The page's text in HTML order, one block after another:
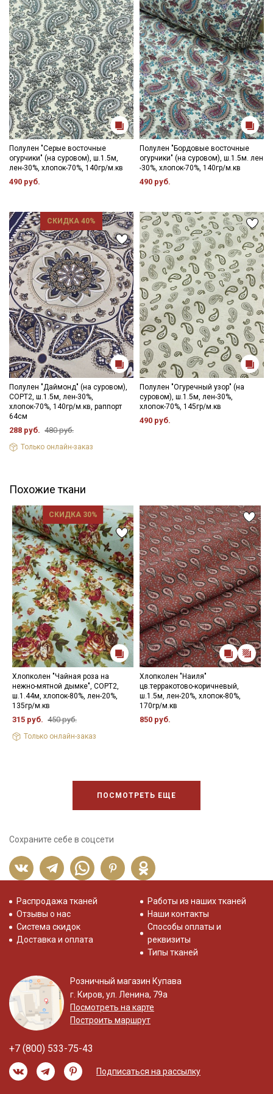
Дефекты вдоль кромки на расстоянии до 5см от края браком
не являются. Ширина ткани ±2см. Просим учитывать это при
заказе!
Цветопередача может отличаться от оригинального цвета
ткани в зависимости от настроек вашего монитора.
Полулен "Серые восточные
огурчики" (на суровом), ш.1.5м,
лен-30%, хлопок-70%, 140гр/м.кв
490 руб.
Полулен "Бордовые восточные
огурчики" (на суровом), ш.1.5м. лен
-30%, хлопок-70%, 140гр/м.кв
490 руб.
СКИДКА 40%
Полулен "Даймонд" (на суровом),
СОРТ2, ш.1.5м, лен-30%,
хлопок-70%, 140гр/м.кв, раппорт
64см
288 руб. 480 руб.
Только онлайн-заказ
Полулен "Огуречный узор" (на
суровом), ш.1.5м, лен-30%,
хлопок-70%, 145гр/м.кв
490 руб.
Похожие ткани
СКИДКА 30%
Хлопколен "Чайная роза на
нежно-мятной дымке", СОРТ2,
ш.1.44м, хлопок-80%, лен-20%,
135гр/м.кв
315 руб. 450 руб.
Только онлайн-заказ
Хлопколен "Наиля"
цв.терракотово-коричневый,
ш.1.5м, лен-20%, хлопок-80%,
170гр/м.кв
850 руб.
ПОСМОТРЕТЬ ЕЩЕ
Сохраните себе в соцсети
Распродажа тканей
Отзывы о нас
Система скидок
Доставка и оплата
Работы из наших тканей
Наши контакты
Способы оплаты и
реквизиты
Типы тканей
Розничный магазин Купава
г. Киров, ул. Ленина, 79а
Посмотреть на карте
Построить маршрут
+7 (800) 533-75-43
Подписаться на рассылку
Ознакомлен(а) сПолитикой обработки персональных
данныхи даюСогласие на обработку персональных
данных
ДаюСогласие на получение рекламных и
информационных рассылок